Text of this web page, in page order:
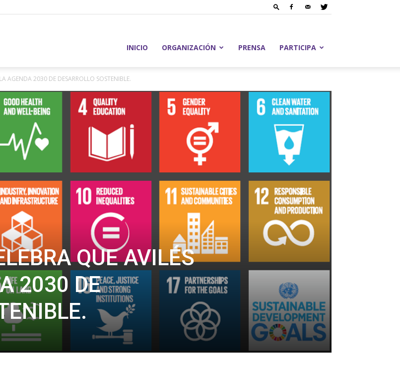
INICIO ORGANIZACIÓN PRENSA PARTICIPA
AGENDA 2030 DE DESARROLLO SOSTENIBLE.
QUE AVILÉS
2030 DE